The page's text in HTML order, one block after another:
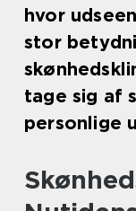
hvor
stor
tage sig af
personlige